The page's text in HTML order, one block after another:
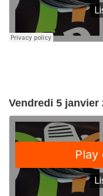
Vendredi 5 janvier